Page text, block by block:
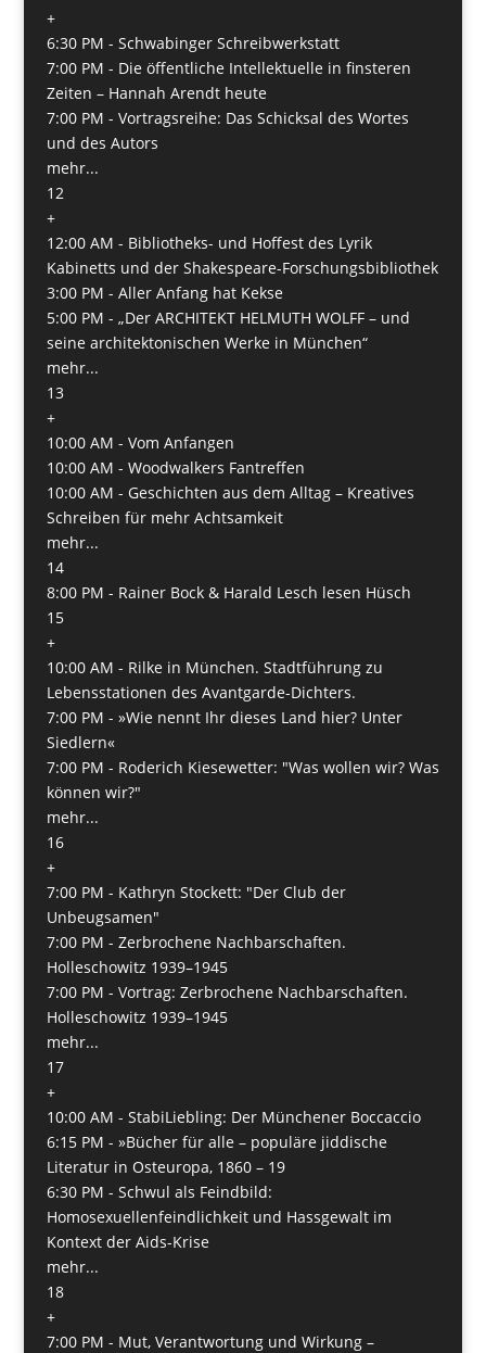
+
6:30 PM - Schwabinger Schreibwerkstatt
7:00 PM - Die öffentliche Intellektuelle in finsteren
Zeiten – Hannah Arendt heute
7:00 PM - Vortragsreihe: Das Schicksal des Wortes
und des Autors
mehr...
12
+
12:00 AM - Bibliotheks- und Hoffest des Lyrik
Kabinetts und der Shakespeare-Forschungsbibliothek
3:00 PM - Aller Anfang hat Kekse
5:00 PM - „Der ARCHITEKT HELMUTH WOLFF – und
seine architektonischen Werke in München“
mehr...
13
+
10:00 AM - Vom Anfangen
10:00 AM - Woodwalkers Fantreffen
10:00 AM - Geschichten aus dem Alltag – Kreatives
Schreiben für mehr Achtsamkeit
mehr...
14
8:00 PM - Rainer Bock & Harald Lesch lesen Hüsch
15
+
10:00 AM - Rilke in München. Stadtführung zu
Lebensstationen des Avantgarde-Dichters.
7:00 PM - »Wie nennt Ihr dieses Land hier? Unter
Siedlern«
7:00 PM - Roderich Kiesewetter: "Was wollen wir? Was
können wir?"
mehr...
16
+
7:00 PM - Kathryn Stockett: "Der Club der
Unbeugsamen"
7:00 PM - Zerbrochene Nachbarschaften.
Holleschowitz 1939–1945
7:00 PM - Vortrag: Zerbrochene Nachbarschaften.
Holleschowitz 1939–1945
mehr...
17
+
10:00 AM - StabiLiebling: Der Münchener Boccaccio
6:15 PM - »Bücher für alle – populäre jiddische
Literatur in Osteuropa, 1860 – 19
6:30 PM - Schwul als Feindbild:
Homosexuellenfeindlichkeit und Hassgewalt im
Kontext der Aids-Krise
mehr...
18
+
7:00 PM - Mut, Verantwortung und Wirkung –